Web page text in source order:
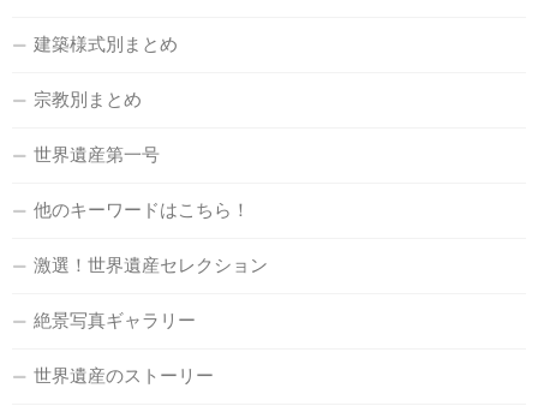
建築様式別まとめ
宗教別まとめ
世界遺産第一号
他のキーワードはこちら！
激選！世界遺産セレクション
絶景写真ギャラリー
世界遺産のストーリー